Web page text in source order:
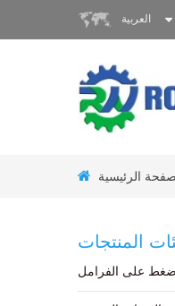
العربية
الرئيسية
المنتجات
على الفرامل